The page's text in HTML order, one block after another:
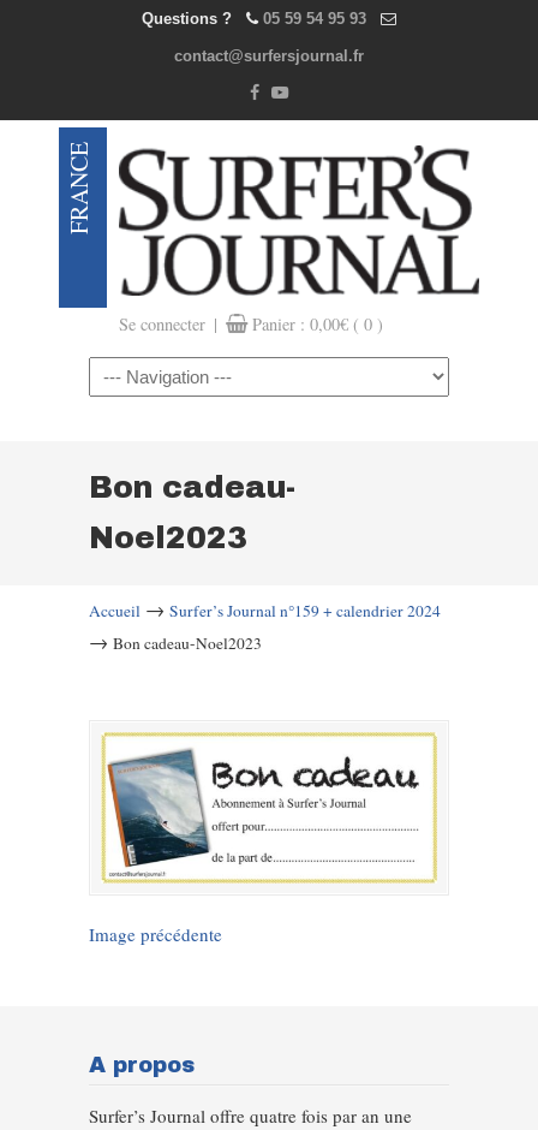
Questions ? 05 59 54 95 93
contact@surfersjournal.fr
Se connecter | Panier : 0,00€ ( 0 )
Navigation
Bon cadeau-
Noel2023
Accueil → Surfer’s Journal n°159 + calendrier 2024
→ Bon cadeau-Noel2023
Image précédente
A propos
Surfer’s Journal offre quatre fois par an une